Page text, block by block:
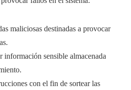
maliciosas destinadas a provocar
información sensible almacenada
con el fin de sortear las